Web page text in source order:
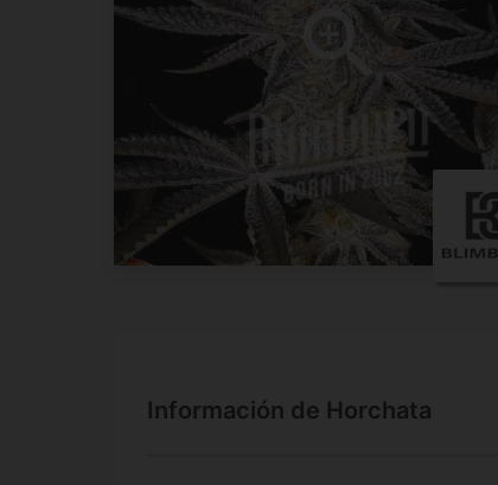
Información de Horchata